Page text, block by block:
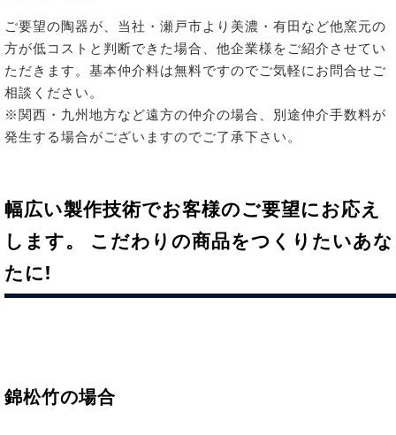
ご要望の陶器が、当社・瀬戸市より美濃・有田など他窯元の
方が低コストと判断できた場合、他企業様をご紹介させてい
ただきます。基本仲介料は無料ですのでご気軽にお問合せご
相談ください。
※関西・九州地方など遠方の仲介の場合、別途仲介手数料が
発生する場合がございますのでご了承下さい。
幅広い製作技術でお客様のご要望にお応え
します。 こだわりの商品をつくりたいあな
たに!
錦松竹の場合